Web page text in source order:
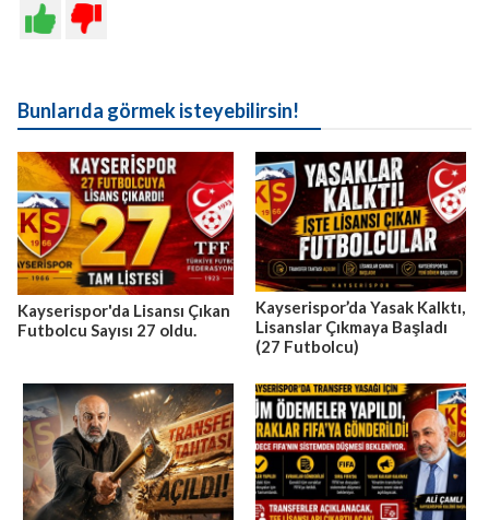
Bunlarıda görmek isteyebilirsin!
Kayserispor'da Lisansı Çıkan
Futbolcu Sayısı 27 oldu.
Kayserispor’da Yasak Kalktı,
Lisanslar Çıkmaya Başladı
(27 Futbolcu)